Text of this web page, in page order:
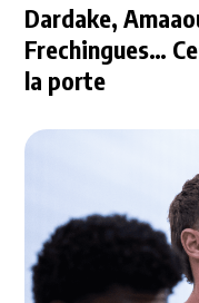
Dardake,
Frechingues…
la porte